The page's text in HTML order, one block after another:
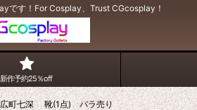
です！For Cosplay、Trust CGcosplay！
新作予約25％off
町七深 靴(1点) バラ売り